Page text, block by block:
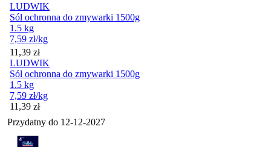
LUDWIK
Sól ochronna do zmywarki 1500g
1.5 kg
7,59 zł/kg
Cena
11,39 zł
LUDWIK
Sól ochronna do zmywarki 1500g
1.5 kg
7,59 zł/kg
Cena
11,39 zł
Przydatny do 12-12-2027